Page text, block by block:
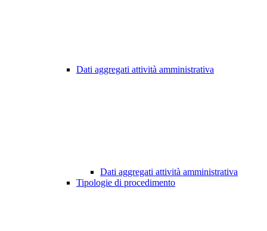
Dati aggregati attività amministrativa
Dati aggregati attività amministrativa
Tipologie di procedimento